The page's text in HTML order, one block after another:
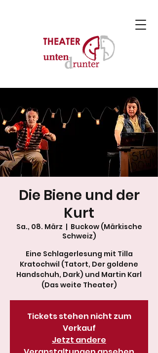
Die Biene und der
Kurt
Sa., 08. März
  |
Buckow (Märkische
Schweiz)
Eine Schlagerlesung mit Tilla
Kratochwil (Tatort, Der goldene
Handschuh, Dark) und Martin Karl
Tickets stehen nicht zum
Verkauf
Jetzt andere